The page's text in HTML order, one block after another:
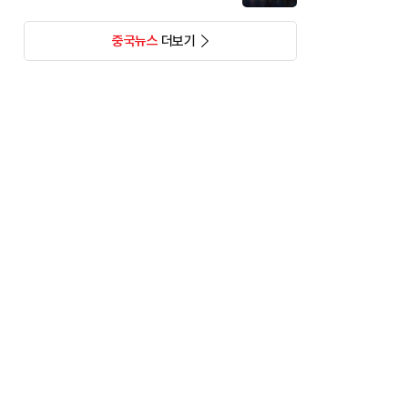
중국뉴스더보기